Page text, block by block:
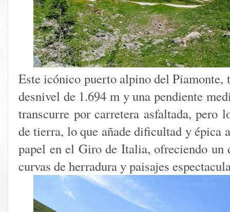
Este icónico puerto alpino del Piamonte,
desnivel de 1.694 m y una pendiente
transcurre por carretera asfaltada, pero
de tierra, lo que añade dificultad y épica
papel en el Giro de Italia, ofreciendo un
curvas de herradura y paisajes